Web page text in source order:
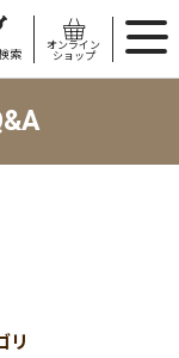
索
オンライン
ショップ
リ